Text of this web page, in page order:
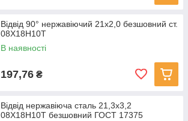
Відвід 90° нержавіючий 21х2,0 безшовний ст.
08Х18Н10Т
В наявності
197,76 ₴
Відвід нержавіюча сталь 21,3x3,2
08Х18Н10Т безшовний ГОСТ 17375